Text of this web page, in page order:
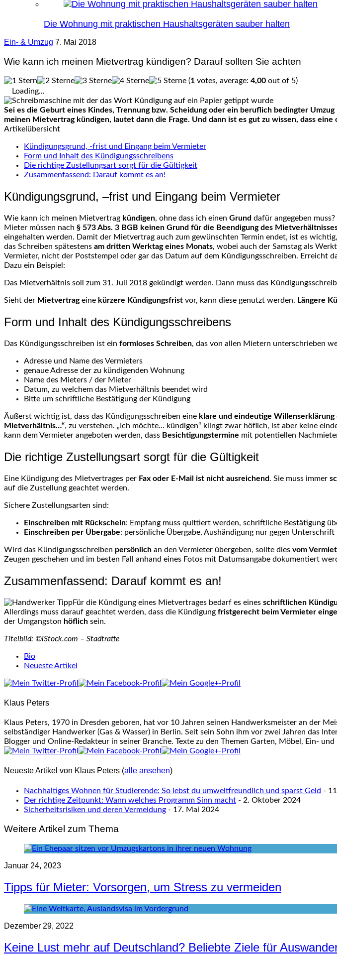
Die Wohnung mit praktischen Haushaltsgeräten sauber halten
Ein- & Umzug 7. Mai 2018
Wie kann ich meinen Mietvertrag kündigen? Darauf sollten Sie achten
(1 votes, average: 4,00 out of 5)
Loading...
Sei es die Geburt eines Kindes, Trennung bzw. Scheidung oder ein beruflich bedingter
meinen Mietvertrag kündigen, lautet dann die Frage. Und dann ist es gut zu wissen, dass
Artikelübersicht
Kündigungsgrund, -frist und Eingang beim Vermieter
Form und Inhalt des Kündigungsschreibens
Die richtige Zustellungsart sorgt für die Gültigkeit
Zusammenfassend: Darauf kommt es an!
Kündigungsgrund, –frist und Eingang beim Vermieter
Wie kann ich meinen Mietvertrag kündigen, ohne dass ich einen Grund dafür angegeben muss
Mieter müssen nach § 573Abs. 3 BGB keinen Grund für die Beendigung des
eingehalten werden. Damit der Mietvertrag auch zum gewünschten Termin endet, ist es
das Schreiben spätestens am dritten Werktag eines Monats, wobei auch der Samstag als
Vermieter, nicht der Poststempel oder gar das Datum auf dem Kündigungsschreiben. Erreicht
Dazu ein Beispiel:
Das Mietverhältnis soll zum 31. Juli 2018 gekündigt werden. Dann muss das
Sieht der Mietvertrageine kürzere Kündigungsfrist vor, kann diese genutzt werden. Längere
Form und Inhalt des Kündigungsschreibens
Das Kündigungsschreiben ist ein formloses Schreiben, das von allen Mietern unterschrieben
Adresse und Name des Vermieters
genaue Adresse der zu kündigenden Wohnung
Name des Mieters / der Mieter
Datum, zu welchem das Mietverhältnis beendet wird
Bitte um schriftliche Bestätigung der Kündigung
Äußerst wichtig ist, dass das Kündigungsschreiben eine klare und eindeutige Willenserklärung
Mietverhältnis…“, zu verstehen. „Ich möchte… kündigen“ klingt zwar höflich, ist aber keine
kann dem Vermieter angeboten werden, dass Besichtigungstermine mit potentiellen
Die richtige Zustellungsart sorgt für die Gültigkeit
Eine Kündigung des Mietvertrages per Fax oder E-Mail ist nicht ausreichend. Sie muss immer
auf die Zustellung geachtet werden.
Sichere Zustellungsarten sind:
Einschreiben mit Rückschein: Empfang muss quittiert werden, schriftliche Bestätigung
Einschreiben per Übergabe: persönliche Übergabe, Aushändigung nur gegen Unterschrift
Wird das Kündigungsschreiben persönlich an den Vermieter übergeben, sollte dies vom
Zeugen geschehen und im besten Fall anhand eines Fotos mit Datumsangabe dokumentiert
Zusammenfassend: Darauf kommt es an!
Für die Kündigung eines Mietvertrages bedarf es eines schriftlichen
Allerdings muss darauf geachtet werden, dass die Kündigung fristgerecht beim Vermieter
der Umgangston höflich sein.
Titelbild: ©iStock.com – Stadtratte
following
tabs
content
Bio
Neueste Artikel
Klaus Peters
Klaus Peters, 1970 in Dresden geboren, hat vor 10 Jahren seinen Handwerksmeister an der
selbständiger Handwerker (Gas & Wasser) in Berlin. Seit sein Sohn ihm vor zwei Jahren das
Blogger und Online-Redakteur in seiner Branche. Texte zu den Themen Garten, Möbel, Ein-
Neueste Artikel von Klaus Peters (alle ansehen)
Nachhaltiges Wohnen für Studierende: So lebst du umweltfreundlich und sparst Geld -
Der richtige Zeitpunkt: Wann welches Programm Sinn macht - 2. Oktober 2024
Sicherheitsrisiken und deren Vermeidung - 17. Mai 2024
Weitere Artikel zum Thema
Januar 24, 2023
Tipps für Mieter: Vorsorgen, um Stress zu vermeiden
Dezember 29, 2022
Keine Lust mehr auf Deutschland? Beliebte Ziele für